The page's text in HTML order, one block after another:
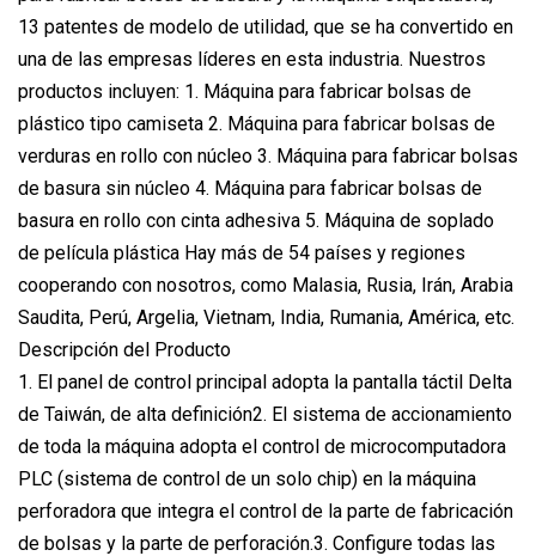
13 patentes de modelo de utilidad, que se ha convertido en
una de las empresas líderes en esta industria. Nuestros
productos incluyen: 1. Máquina para fabricar bolsas de
plástico tipo camiseta 2. Máquina para fabricar bolsas de
verduras en rollo con núcleo 3. Máquina para fabricar bolsas
de basura sin núcleo 4. Máquina para fabricar bolsas de
basura en rollo con cinta adhesiva 5. Máquina de soplado
de película plástica Hay más de 54 países y regiones
cooperando con nosotros, como Malasia, Rusia, Irán, Arabia
Saudita, Perú, Argelia, Vietnam, India, Rumania, América, etc.
Descripción del Producto
1. El panel de control principal adopta la pantalla táctil Delta
de Taiwán, de alta definición2. El sistema de accionamiento
de toda la máquina adopta el control de microcomputadora
PLC (sistema de control de un solo chip) en la máquina
perforadora que integra el control de la parte de fabricación
de bolsas y la parte de perforación.3. Configure todas las